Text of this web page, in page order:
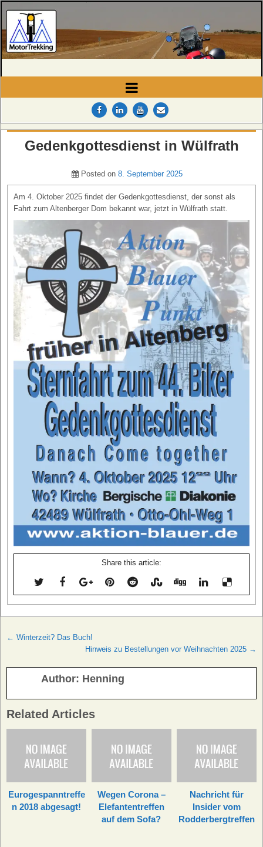
MotorTrekking
Gedenkgottesdienst in Wülfrath
Posted on 8. September 2025
Am 4. Oktober 2025 findet der Gedenkgottesdienst, der sonst als
Fahrt zum Altenberger Dom bekannt war, jetzt in Wülfrath statt.
Share this article:
Beitragsnavigation
← Winterzeit? Das Buch!
Hinweis zu Bestellungen vor Weihnachten 2025 →
Author: Henning
Related Articles
Eurogespanntreffe
n 2018 abgesagt!
Wegen Corona –
Elefantentreffen
auf dem Sofa?
Nachricht für
Insider vom
Rodderbergtreffen